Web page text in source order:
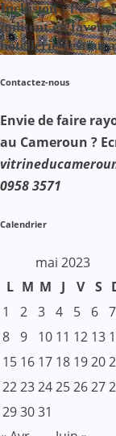
Inclusion :
militent en faveur
hôtellerie-
Contactez-nous
Envie de faire
au Cameroun ?
0958 3571
Calendrier
mai 2023
L M M J V S
1
2 3 4 5 6 7
8 9 10 11 12 13
15 16 17 18 1920
222324252627
293031